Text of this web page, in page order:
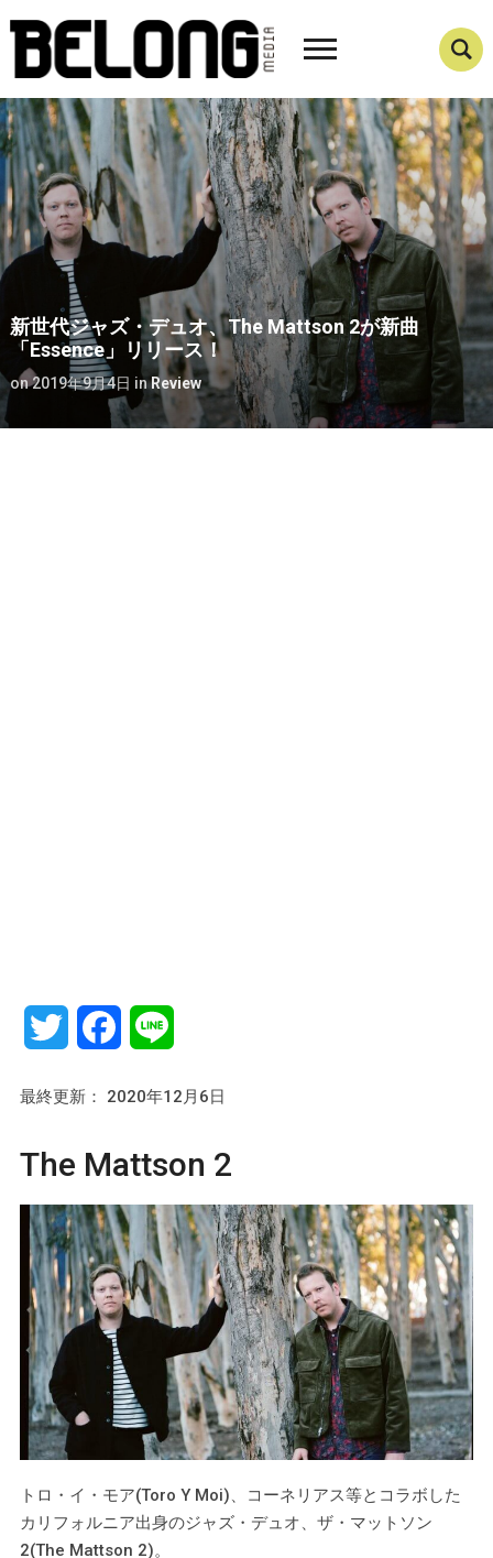
新世代ジャズ・デュオ、The Mattson 2が新曲
「Essence」リリース！
on2019年9月4日 inReview
Twitter Facebook
最終更新： 2020年12月6日
The Mattson 2
トロ・イ・モア(Toro Y Moi)、コーネリアス等とコラボした
カリフォルニア出身のジャズ・デュオ、ザ・マットソン
2(The Mattson 2)。